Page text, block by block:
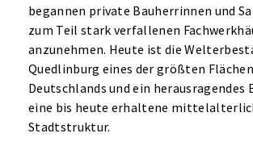
begannen private Bauherrinnen und
zum Teil stark verfallenen
anzunehmen. Heute ist die
Quedlinburg eines der größten
Deutschlands und ein herausragendes
eine bis heute erhaltene
Stadtstruktur.